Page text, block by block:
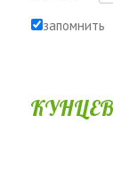
запомнить